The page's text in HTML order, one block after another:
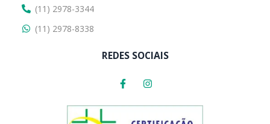
(11) 2978-3344
(11) 2978-8338
REDES SOCIAIS